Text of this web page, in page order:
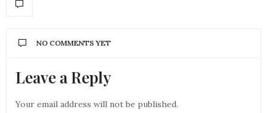
NO COMMENTS YET
Leave a Reply
Your email address will not be published.